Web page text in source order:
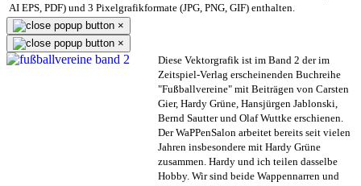
AI EPS, PDF) und 3 Pixelgrafikformate (JPG, PNG, GIF) enthalten.
×
×
Diese Vektorgrafik ist im Band 2 der im
Zeitspiel-Verlag erscheinenden Buchreihe
"Fußballvereine" mit Beiträgen von Carsten
Gier, Hardy Grüne, Hansjürgen Jablonski,
Bernd Sautter und Olaf Wuttke erschienen.
Der WaPPenSalon arbeitet bereits seit vielen
Jahren insbesondere mit Hardy Grüne
zusammen. Hardy und ich teilen dasselbe
Hobby. Wir sind beide Wappennarren und